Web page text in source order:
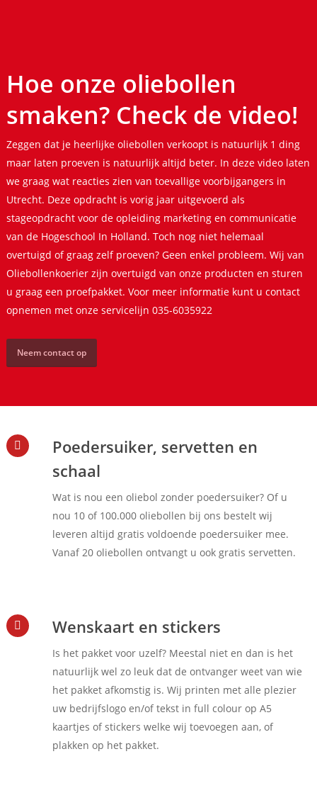
Hoe onze oliebollen
smaken? Check de video!
Zeggen dat je heerlijke oliebollen verkoopt is natuurlijk 1 ding
maar laten proeven is natuurlijk altijd beter. In deze video laten
we graag wat reacties zien van toevallige voorbijgangers in
Utrecht. Deze opdracht is vorig jaar uitgevoerd als
stageopdracht voor de opleiding marketing en communicatie
van de Hogeschool In Holland. Toch nog niet helemaal
overtuigd of graag zelf proeven? Geen enkel probleem. Wij van
Oliebollenkoerier zijn overtuigd van onze producten en sturen
u graag een proefpakket. Voor meer informatie kunt u contact
opnemen met onze servicelijn 035-6035922
Neem contact op
Poedersuiker, servetten en
schaal
Wat is nou een oliebol zonder poedersuiker? Of u
nou 10 of 100.000 oliebollen bij ons bestelt wij
leveren altijd gratis voldoende poedersuiker mee.
Vanaf 20 oliebollen ontvangt u ook gratis servetten.
Wenskaart en stickers
Is het pakket voor uzelf? Meestal niet en dan is het
natuurlijk wel zo leuk dat de ontvanger weet van wie
het pakket afkomstig is. Wij printen met alle plezier
uw bedrijfslogo en/of tekst in full colour op A5
kaartjes of stickers welke wij toevoegen aan, of
plakken op het pakket.